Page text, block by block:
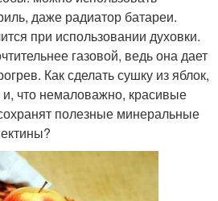
даже радиатор батареи.
при использовании духовки.
газовой, ведь она дает
Как сделать сушку из яблок,
что немаловажно, красивые
полезные минеральные